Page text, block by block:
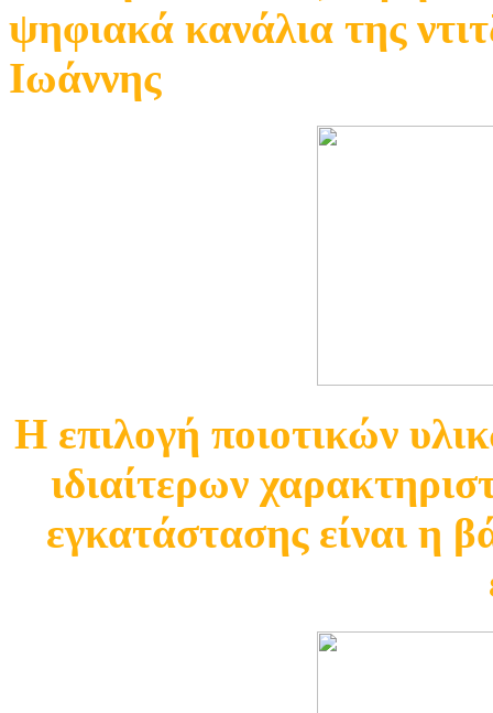
ψηφιακά κανάλια της
Ιωάννης
Η επιλογή ποιοτικών
ιδιαίτερων
εγκατάστασης είναι η